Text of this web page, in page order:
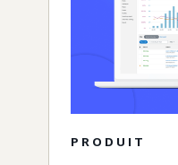
PRODUIT